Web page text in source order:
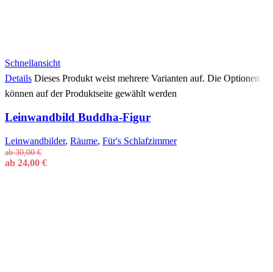
Schnellansicht
Details Dieses Produkt weist mehrere Varianten auf. Die Optionen
können auf der Produktseite gewählt werden
Leinwandbild Buddha-Figur
Leinwandbilder, Räume, Für's Schlafzimmer
ab30,00€
ab 24,00 €